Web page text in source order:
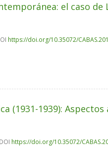
el caso de
https://doi.org/10.35072/
(1931-1939):
DOI https://doi.org/10.35072/